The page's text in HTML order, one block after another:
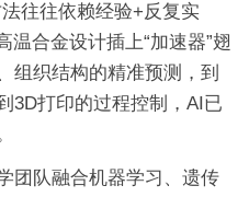
往往依赖经验+反复实
合金设计插上“加速器”翅
组织结构的精准预测，到
3D打印的过程控制，AI已
队融合机器学习、遗传